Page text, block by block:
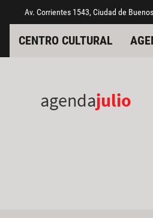
Av. Corrientes 1543, Ciudad de
CENTRO CULTURAL
agendajulio